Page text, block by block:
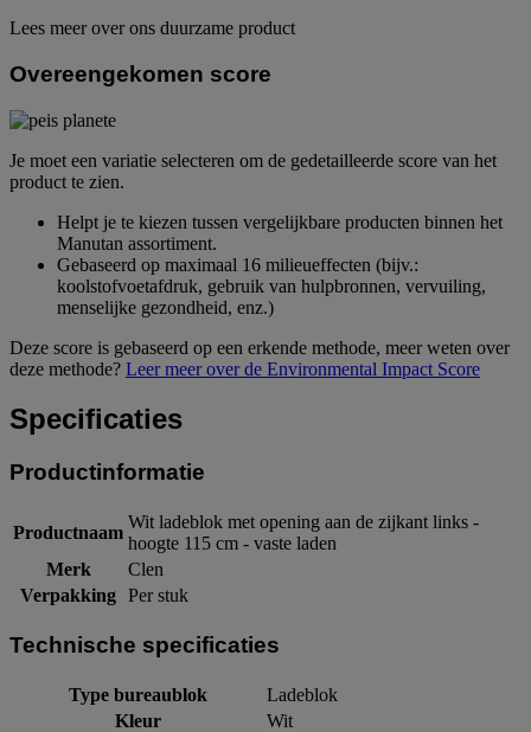
Lees meer over ons duurzame product
Overeengekomen score
Je moet een variatie selecteren om de gedetailleerde score van het
product te zien.
Helpt je te kiezen tussen vergelijkbare producten binnen het
Manutan assortiment.
Gebaseerd op maximaal 16 milieueffecten (bijv.:
koolstofvoetafdruk, gebruik van hulpbronnen, vervuiling,
menselijke gezondheid, enz.)
Deze score is gebaseerd op een erkende methode, meer weten over
deze methode? Leer meer over de Environmental Impact Score
Specificaties
Productinformatie
Productnaam
Wit ladeblok met opening aan de zijkant links -
hoogte 115 cm - vaste laden
Merk
Clen
Verpakking Per stuk
Technische specificaties
Type bureaublok
Ladeblok
Kleur
Wit